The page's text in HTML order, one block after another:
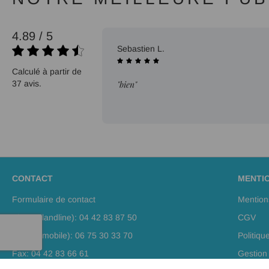
4.89 / 5
Calculé à partir de
37 avis.
09/10/2025 Sebastien L.
"bien"
CONTACT
Formulaire de contact
Phone (landline): 04 42 83 87 50
Phone (mobile): 06 75 30 33 70
Fax: 04 42 83 66 61
CGV